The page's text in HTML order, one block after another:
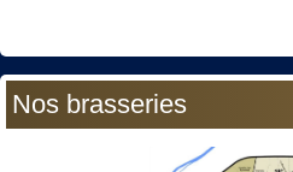
Nos brasseries